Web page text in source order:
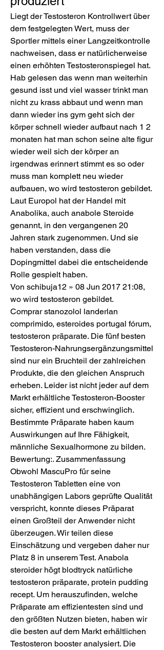
Liegt der Testosteron Kontrollwert über
dem festgelegten Wert, muss der
Sportler mittels einer Langzeitkontrolle
nachweisen, dass er natürlicherweise
einen erhöhten Testosteronspiegel hat.
Hab gelesen das wenn man weiterhin
gesund isst und viel wasser trinkt man
nicht zu krass abbaut und wenn man
dann wieder ins gym geht sich der
körper schnell wieder aufbaut nach 1 2
monaten hat man schon seine alte figur
wieder weil sich der körper an
irgendwas erinnert stimmt es so oder
muss man komplett neu wieder
aufbauen, wo wird testosteron gebildet.
Laut Europol hat der Handel mit
Anabolika, auch anabole Steroide
genannt, in den vergangenen 20
Jahren stark zugenommen. Und sie
haben verstanden, dass die
Dopingmittel dabei die entscheidende
Rolle gespielt haben.
Von schibuja12 » 08 Jun 2017 21:08,
wo wird testosteron gebildet.
Comprar stanozolol landerlan
comprimido, esteroides portugal fórum,
testosteron präparate. Die fünf besten
Testosteron-Nahrungsergänzungsmittel
sind nur ein Bruchteil der zahlreichen
Produkte, die den gleichen Anspruch
erheben. Leider ist nicht jeder auf dem
Markt erhältliche Testosteron-Booster
sicher, effizient und erschwinglich.
Bestimmte Präparate haben kaum
Auswirkungen auf Ihre Fähigkeit,
männliche Sexualhormone zu bilden.
Bewertung:. Zusammenfassung
Obwohl MascuPro für seine
Testosteron Tabletten eine von
unabhängigen Labors geprüfte Qualität
verspricht, konnte dieses Präparat
einen Großteil der Anwender nicht
überzeugen. Wir teilen diese
Einschätzung und vergeben daher nur
Platz 8 in unserem Test. Anabola
steroider högt blodtryck natürliche
testosteron präparate, protein pudding
recept. Um herauszufinden, welche
Präparate am effizientesten sind und
den größten Nutzen bieten, haben wir
die besten auf dem Markt erhältlichen
Testosteron booster analysiert. Die